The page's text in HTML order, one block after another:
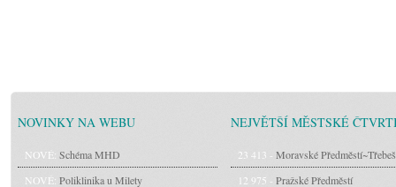
NOVINKY NA WEBU
NOVÉ: Schéma MHD
NOVÉ: Poliklinika u Milety
NEJVĚTŠÍ MĚSTSKÉ
23 413 - Moravské Předměstí~Třebeš
12 975 - Pražské Předměstí